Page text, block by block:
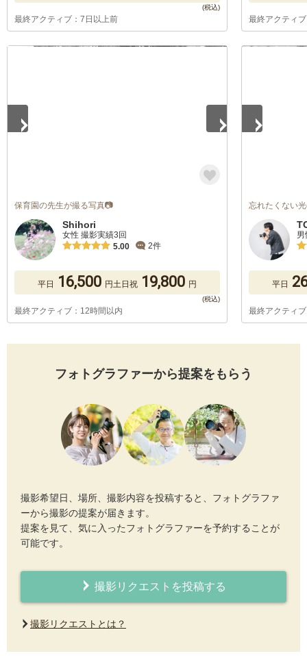
最終アクティブ：7日以上前 最終アクティ
保育園の先生が撮る写真📷
Shihori
女性 撮影実績3回
5.00
2件
平日 16,500 円土日祝 19,800 円
最終アクティブ：12時間以内
忘れたくない
平日
最終アクティ
フォトグラファーから提案をもらう
撮影希望日、場所、撮影内容を投稿すると、フォトグラファ
ーから撮影の提案が届きます。
提案を見て、気に入ったフォトグラファーを予約することが
可能です。
撮影リクエストを投稿する
撮影リクエストとは？